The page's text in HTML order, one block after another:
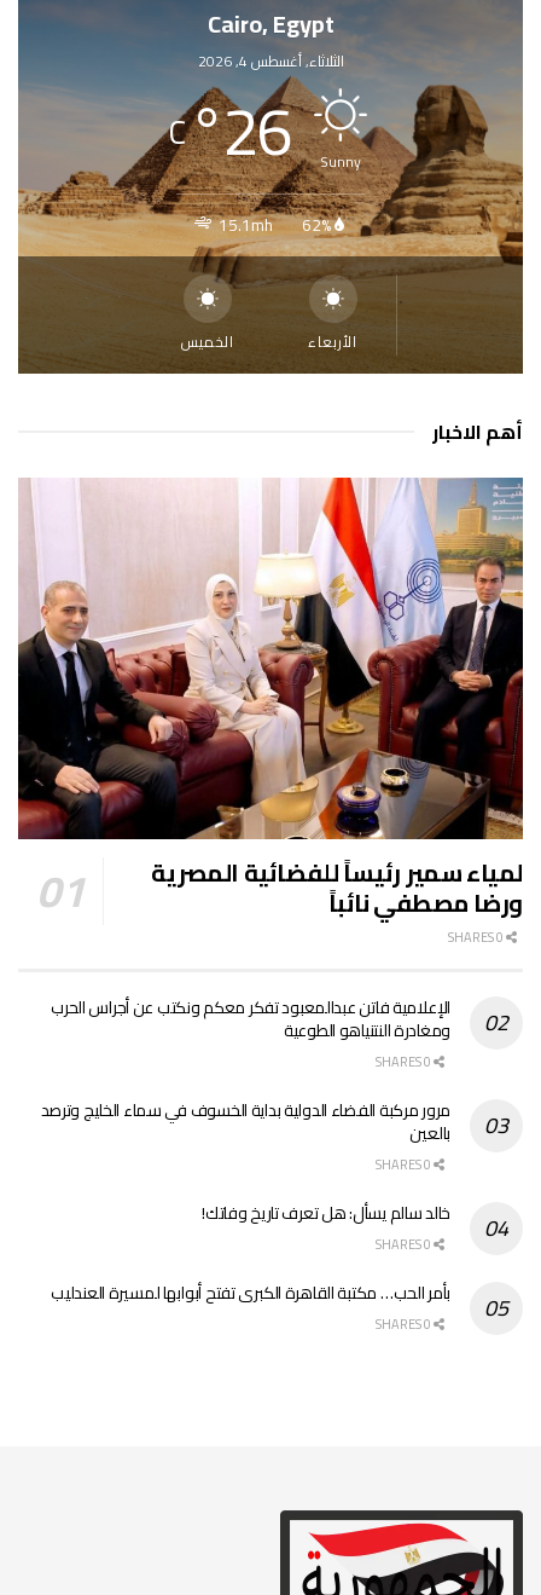
Cairo, Egypt
الثلاثاء, أغسطس 4, 2026
Sunny
26
°
C
62%
15.1mh
الأربعاء الخميس
أهم الاخبار
لمياء سمير رئيساً للفضائية المصرية
ورضا مصطفي نائباً
الإعلامية فاتن عبدالمعبود تفكر معكم ونكتب عن أجراس الحرب
ومغادرة النتنياهو الطوعية
مرور مركبة الفضاء الدولية بداية الخسوف في سماء الخليج وترصد
بالعين
خالد سالم يسأل: هل تعرف تاريخ وفاتك!
بأمر الحب… مكتبة القاهرة الكبرى تفتح أبوابها لمسيرة العندليب